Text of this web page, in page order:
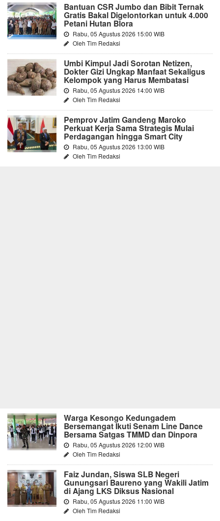
Bantuan CSR Jumbo dan Bibit Ternak
Gratis Bakal Digelontorkan untuk 4.000
Petani Hutan Blora
Rabu, 05 Agustus 2026 15:00 WIB
Oleh Tim Redaksi
Umbi Kimpul Jadi Sorotan Netizen,
Dokter Gizi Ungkap Manfaat Sekaligus
Kelompok yang Harus Membatasi
Rabu, 05 Agustus 2026 14:00 WIB
Oleh Tim Redaksi
Pemprov Jatim Gandeng Maroko
Perkuat Kerja Sama Strategis Mulai
Perdagangan hingga Smart City
Rabu, 05 Agustus 2026 13:00 WIB
Oleh Tim Redaksi
Warga Kesongo Kedungadem
Bersemangat Ikuti Senam Line Dance
Bersama Satgas TMMD dan Dinpora
Rabu, 05 Agustus 2026 12:00 WIB
Oleh Tim Redaksi
Faiz Jundan, Siswa SLB Negeri
Gunungsari Baureno yang Wakili Jatim
di Ajang LKS Diksus Nasional
Rabu, 05 Agustus 2026 11:00 WIB
Oleh Tim Redaksi